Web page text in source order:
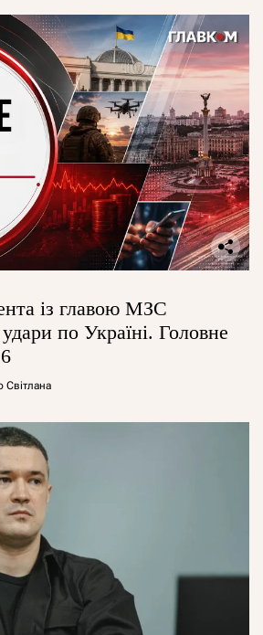
із главою МЗС
по Україні. Головне
Світлана